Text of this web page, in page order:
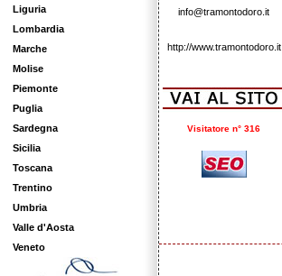
Liguria
Lombardia
Marche
Molise
Piemonte
Puglia
Sardegna
Sicilia
Toscana
Trentino
Umbria
Valle d'Aosta
Veneto
info@tramontodoro.it
http://www.tramontodoro.it
Visitatore n° 316